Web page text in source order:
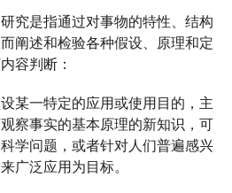
究是指通过对事物的特性、结构
阐述和检验各种假设、原理和定
容判断：
设某一特定的应用或使用目的，主
察事实的基本原理的新知识，可
学问题，或者针对人们普遍感兴
广泛应用为目标。